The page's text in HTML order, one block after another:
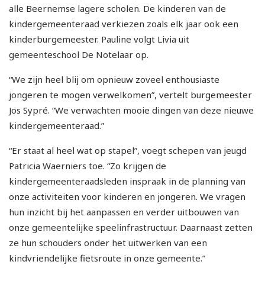
alle Beernemse lagere scholen. De kinderen van de
kindergemeenteraad verkiezen zoals elk jaar ook een
kinderburgemeester. Pauline volgt Livia uit
gemeenteschool De Notelaar op.
“We zijn heel blij om opnieuw zoveel enthousiaste
jongeren te mogen verwelkomen”, vertelt burgemeester
Jos Sypré. “We verwachten mooie dingen van deze nieuwe
kindergemeenteraad.”
“Er staat al heel wat op stapel”, voegt schepen van jeugd
Patricia Waerniers toe. “Zo krijgen de
kindergemeenteraadsleden inspraak in de planning van
onze activiteiten voor kinderen en jongeren. We vragen
hun inzicht bij het aanpassen en verder uitbouwen van
onze gemeentelijke speelinfrastructuur. Daarnaast zetten
ze hun schouders onder het uitwerken van een
kindvriendelijke fietsroute in onze gemeente.”